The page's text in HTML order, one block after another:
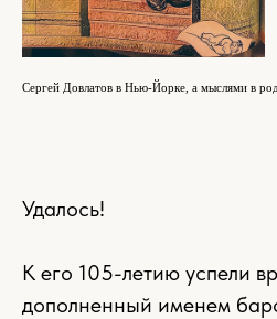
Сергей Довлатов в Нью-Йорке, а мыслями в
Удалось!
К его 105-летию успели
дополненный именем